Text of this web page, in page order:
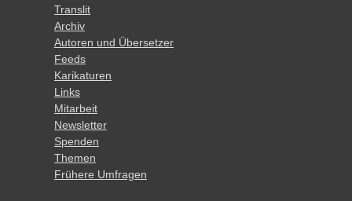
Translit
Archiv
Autoren und Übersetzer
Feeds
Karikaturen
Links
Mitarbeit
Newsletter
Spenden
Themen
Frühere Umfragen